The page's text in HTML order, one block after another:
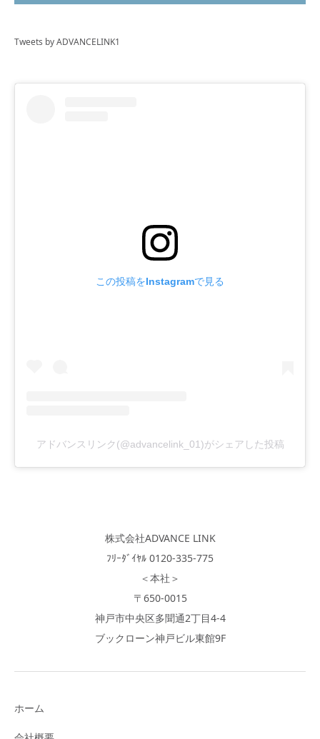
Tweets by ADVANCELINK1
この投稿をInstagramで見る
アドバンスリンク(@advancelink_01)がシェアした投稿
株式会社ADVANCE LINK
ﾌﾘｰﾀﾞｲﾔﾙ 0120-335-775
＜本社＞
〒650-0015
神戸市中央区多聞通2丁目4-4
ブックローン神戸ビル東館9F
ホーム